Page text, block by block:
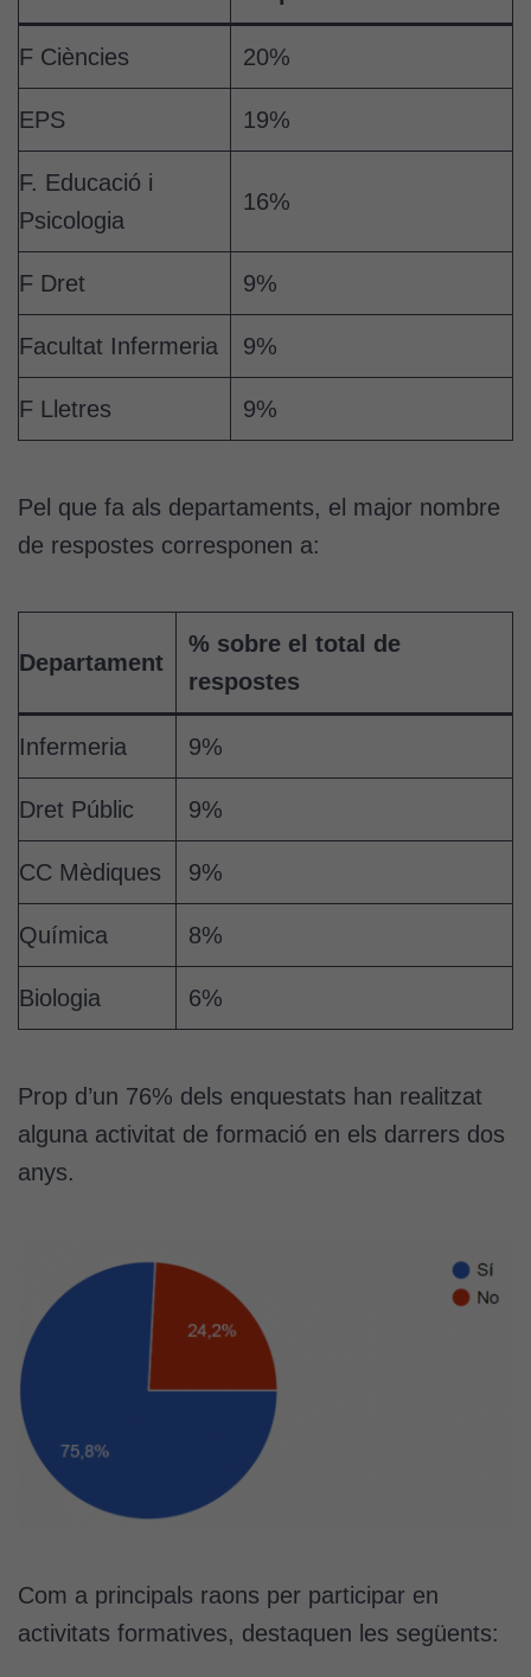
F Ciències 20%
EPS 19%
F. Educació i
Psicologia
16%
F Dret 9%
Facultat Infermeria 9%
F Lletres 9%
Pel que fa als departaments, el major nombre
de respostes corresponen a:
Departament
% sobre el total de
respostes
Infermeria 9%
Dret Públic 9%
CC Mèdiques 9%
Química 8%
Biologia 6%
Prop d’un 76% dels enquestats han realitzat
alguna activitat de formació en els darrers dos
anys.
Com a principals raons per participar en
activitats formatives, destaquen les següents: